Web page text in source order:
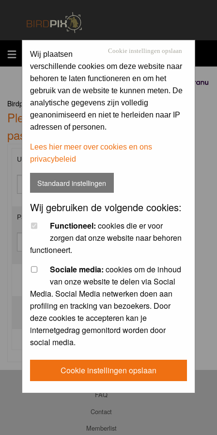
MENU
Sponsored by
Cookie instellingen opslaan
Wij plaatsen
verschillende cookies om deze website naar
behoren te laten functioneren en om het
gebruik van de website te kunnen meten. De
analytische gegevens zijn volledig
geanonimiseerd en niet te herleiden naar IP
adressen of personen.
Lees hier meer over cookies en ons
privacybeleid
Standaard instellingen
Wij gebruiken de volgende cookies:
Functioneel: cookies die er voor
zorgen dat onze website naar behoren
functioneert.
Sociale media: cookies om de inhoud
van onze website te delen via Social
Media. Social Media netwerken doen aan
profiling en tracking van bezoekers. Door
deze cookies te accepteren kan je
internetgedrag gemonitord worden door
social media.
Cookie instellingen opslaan
Birdpix.nl Forum Index
Please enter your username and
password to log in.
Username:
Password:
Log me on automatically each visit:
I forgot my password
FAQ
Contact
Memberlist